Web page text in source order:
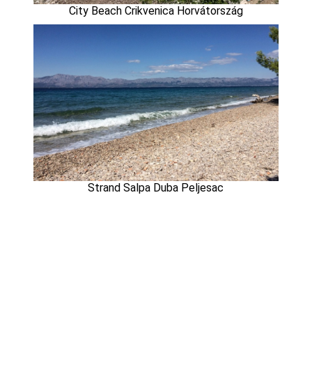
City Beach Crikvenica Horvátország
Strand Salpa Duba Peljesac